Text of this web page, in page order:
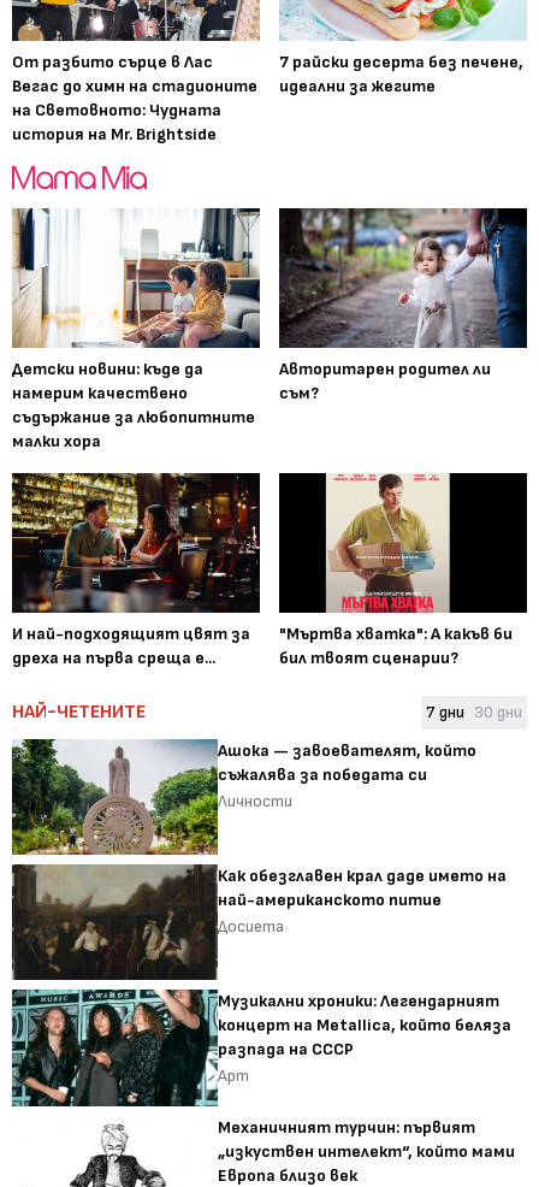
От разбито сърце в Лас
Вегас до химн на стадионите
на Световното: Чудната
история на Mr. Brightside
7 райски десерта без печене,
идеални за жегите
Детски новини: къде да
намерим качествено
съдържание за любопитните
малки хора
Авторитарен родител ли
съм?
И най-подходящият цвят за
дреха на първа среща е...
"Мъртва хватка": А какъв би
бил твоят сценарии?
НАЙ-ЧЕТЕНИТЕ 7 дни 30 дни
Ашока — завоевателят, който
съжалява за победата си
Личности
Как обезглавен крал даде името на
най-американското питие
Досиета
Музикални хроники: Легендарният
концерт на Metallica, който беляза
разпада на СССР
Арт
Механичният турчин: първият
„изкуствен интелект“, който мами
Европа близо век